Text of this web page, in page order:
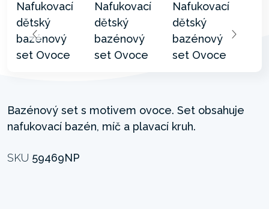
Bazénový set s motivem ovoce. Set obsahuje
nafukovací bazén, míč a plavací kruh.
SKU 59469NP